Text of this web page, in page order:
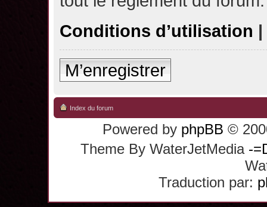
Conditions d’utilisation |
M’enregistrer
Index du forum
Powered by phpBB ©
Theme By WaterJetMedia -
Traduction par: